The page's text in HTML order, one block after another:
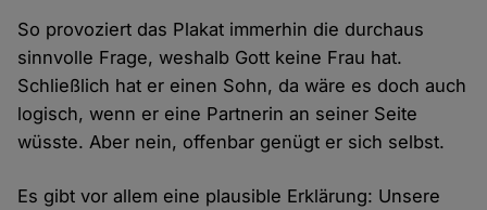
So provoziert das Plakat immerhin die durchaus
sinnvolle Frage, weshalb Gott keine Frau hat.
Schließlich hat er einen Sohn, da wäre es doch auch
logisch, wenn er eine Partnerin an seiner Seite
wüsste. Aber nein, offenbar genügt er sich selbst.
Es gibt vor allem eine plausible Erklärung: Unsere